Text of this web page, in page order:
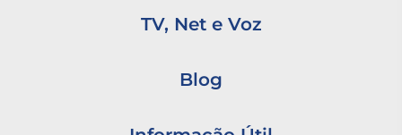
TV, Net e Voz
Blog